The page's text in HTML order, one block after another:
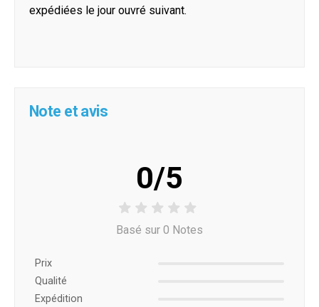
expédiées le jour ouvré suivant.
Note et avis
0/5
Basé sur 0 Notes
Prix ​​
Qualité
Expédition